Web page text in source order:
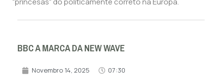
BBC A MARCA DA NEW WAVE
Novembro 14, 2025 07:30